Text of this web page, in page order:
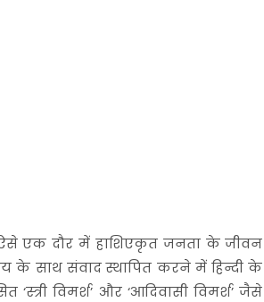
एक दौर में हाशिएकृत जनता के जीवन
के साथ संवाद स्थापित करने में हिन्दी के
विमर्श’ और ‘आदिवासी विमर्श’ जैसे